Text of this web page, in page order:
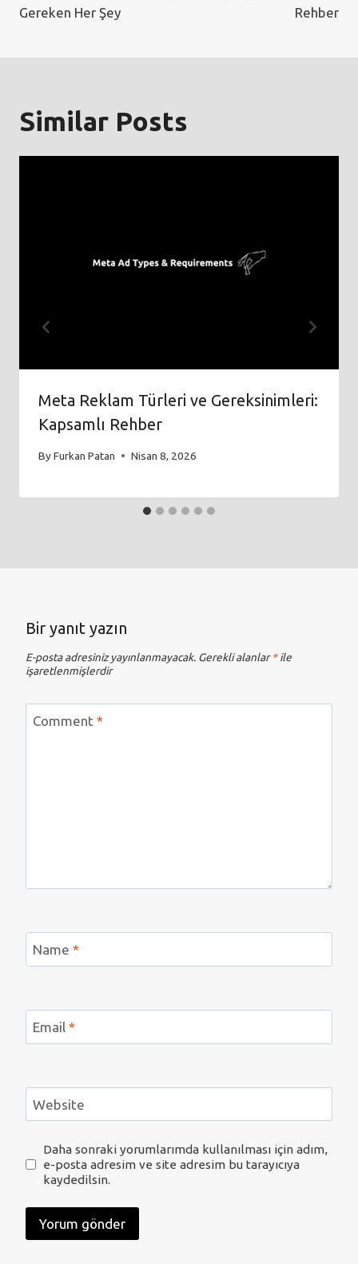
Gereken Her Şey
Rehber
Similar Posts
Meta Reklam Türleri ve Gereksinimleri:
Kapsamlı Rehber
ByFurkan Patan Nisan 8, 2026
Bir yanıt yazın
E-posta adresiniz yayınlanmayacak. Gerekli alanlar*ile
işaretlenmişlerdir
Comment *
Name *
Email *
Website
Daha sonraki yorumlarımda kullanılması için adım,
e-posta adresim ve site adresim bu tarayıcıya
kaydedilsin.